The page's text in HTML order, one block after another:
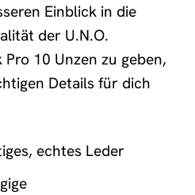
Einblick in die
der U.N.O.
10 Unzen zu geben,
Details für dich
echtes Leder